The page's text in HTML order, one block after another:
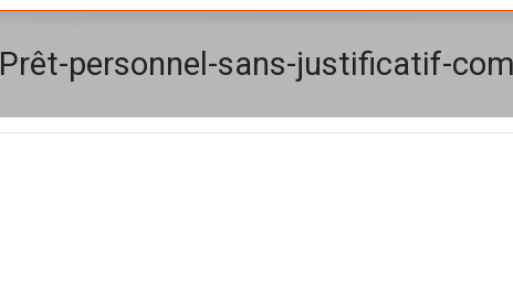
Prêt-personnel-sans-justificatif-